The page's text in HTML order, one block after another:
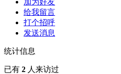
给我留言
打个招呼
发送消息
统计信息
已有 2 人来访过